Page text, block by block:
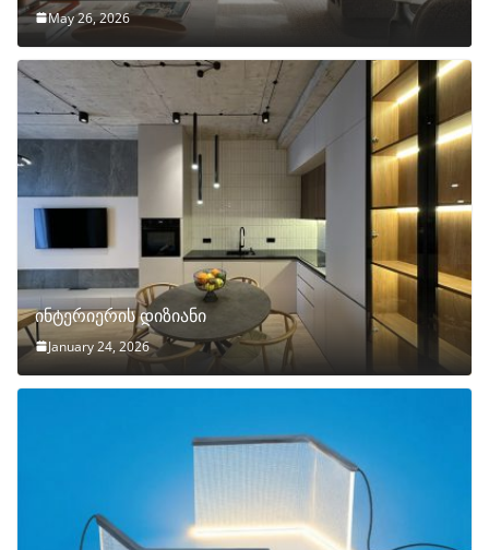
May 26, 2026
ინტერიერის დიზიანი
January 24, 2026